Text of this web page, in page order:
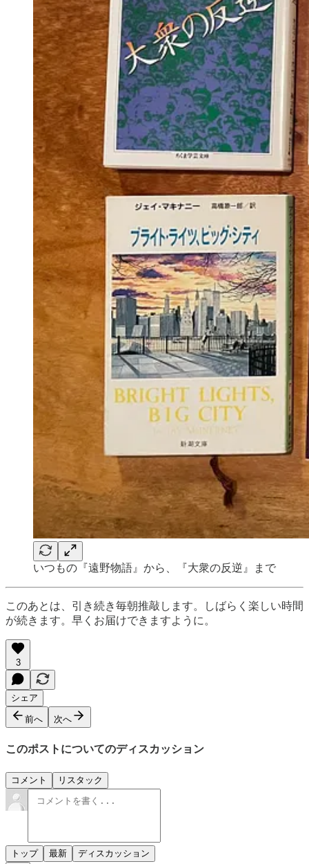
いつもの『遠野物語』から、『大衆の反逆』まで
このあとは、引き続き毎朝推敲します。しばらく楽しい時間
が続きます。早くお届けできますように。
3
シェア
前へ 次へ
このポストについてのディスカッション
コメント リスタック
トップ 最新 ディスカッション